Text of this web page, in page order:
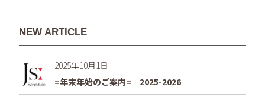
NEW ARTICLE
2025年10月1日
=年末年始のご案内= 2025-2026